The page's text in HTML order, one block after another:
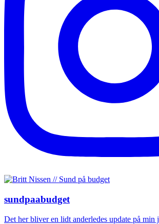
sundpaabudget
Det her bliver en lidt anderledes update på min j